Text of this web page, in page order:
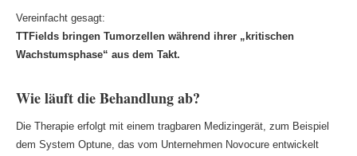
Vereinfacht gesagt:
TTFields bringen Tumorzellen während ihrer „kritischen
Wachstumsphase“ aus dem Takt.
Wie läuft die Behandlung ab?
Die Therapie erfolgt mit einem tragbaren Medizingerät, zum Beispiel
dem System Optune, das vom Unternehmen Novocure entwickelt